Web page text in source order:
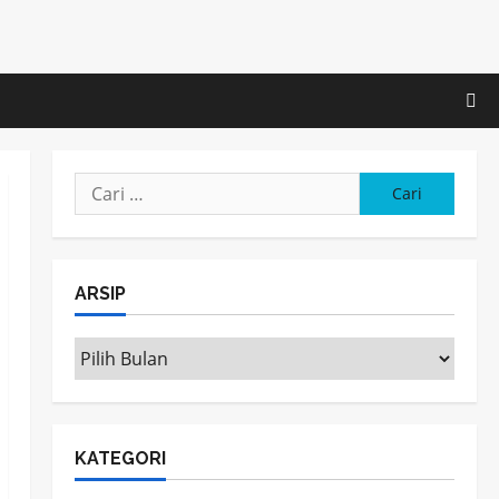
Cari
untuk:
ARSIP
ARSIP
KATEGORI